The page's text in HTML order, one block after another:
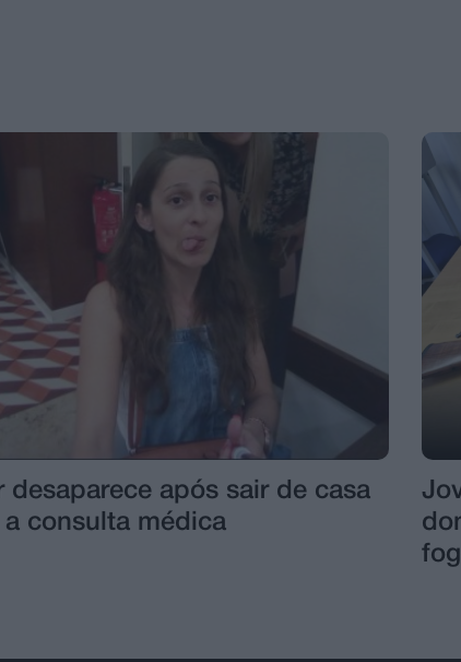
desaparece após sair de casa
a consulta médica